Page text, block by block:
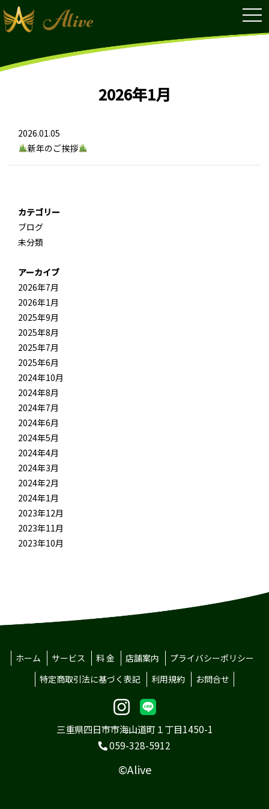
2026年1月
2026.01.05
新年のご挨拶
カテゴリー
ブログ
未分類
アーカイブ
2026年7月
2026年1月
2025年9月
2025年8月
2025年7月
2025年6月
2024年10月
2024年8月
2024年7月
2024年6月
2024年5月
2024年4月
2024年3月
2024年2月
2024年1月
2023年12月
2023年11月
2023年10月
ホーム サービス 料 金 店舗案内
プライバシーポリシー
特定商取引法に基づく表記
利用規約 お問合せ
三重県四日市市海山道町１丁目1450-1
059-328-5912
©Alive